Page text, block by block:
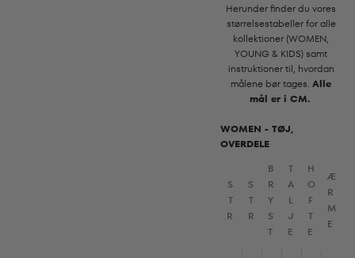
Herunder finder du vores
størrelsestabeller for alle
kollektioner (WOMEN,
YOUNG & KIDS) samt
instruktioner til, hvordan
målene bør tages. Alle
mål er i CM.
WOMEN - TØJ,
OVERDELE
S
T
R
S
T
R
B
R
Y
S
T
T
A
L
J
E
H
O
F
T
E
Æ
R
M
E